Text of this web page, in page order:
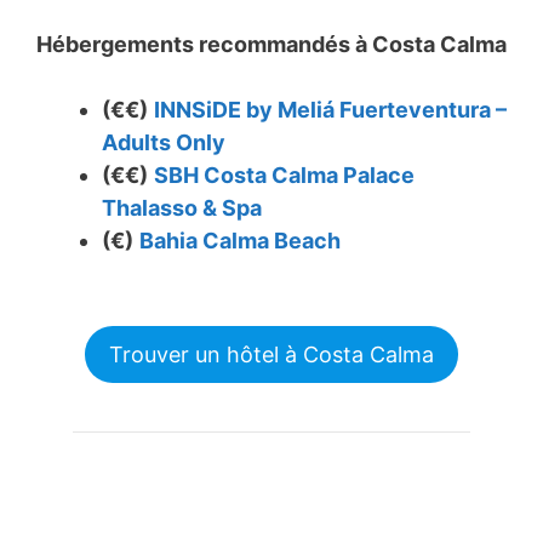
Hébergements recommandés à Costa Calma
(€€) INNSiDE by Meliá Fuerteventura –
Adults Only
(€€) SBH Costa Calma Palace
Thalasso & Spa
(€) Bahia Calma Beach
Trouver un hôtel à Costa Calma